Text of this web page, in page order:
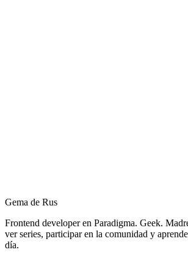
Gema de Rus
Frontend developer en Paradigma. Geek.
ver series, participar en la comunidad y
día.